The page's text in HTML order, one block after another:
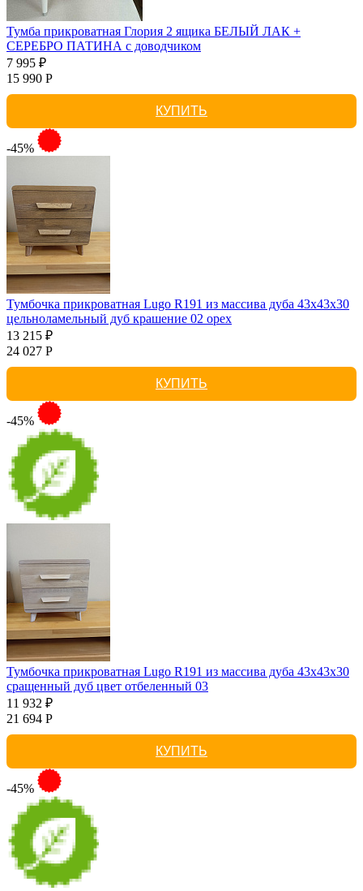
Тумба прикроватная Глория 2 ящика БЕЛЫЙ ЛАК +
СЕРЕБРО ПАТИНА с доводчиком
7 995 ₽
15 990 Р
КУПИТЬ
-45%
Тумбочка прикроватная Lugo R191 из массива дуба 43х43х30
цельноламельный дуб крашение 02 орех
13 215 ₽
24 027 Р
КУПИТЬ
-45%
Тумбочка прикроватная Lugo R191 из массива дуба 43х43х30
сращенный дуб цвет отбеленный 03
11 932 ₽
21 694 Р
КУПИТЬ
-45%